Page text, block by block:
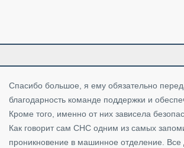
Спасибо большое, я ему обязательно
благодарность команде поддержки и
Кроме того, именно от них зависела
Как говорит сам СНС одним из самых
проникновение в машинное отделение.